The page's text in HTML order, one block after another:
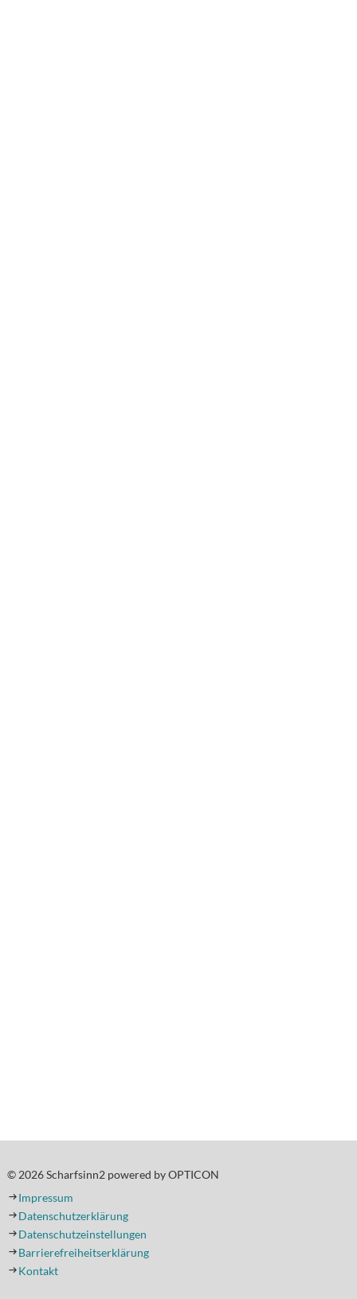
© 2026 Scharfsinn2 powered by OPTICON
Impressum
Datenschutzerklärung
Datenschutzeinstellungen
Barrierefreiheitserklärung
Kontakt